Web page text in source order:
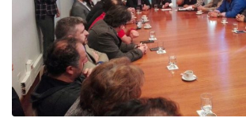
Noticias
Contacto